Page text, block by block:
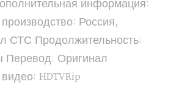
информация:
Россия,
СТС Продолжительность:
Перевод: Оригинал
HDTVRip